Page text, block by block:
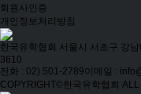
회원사인증
개인정보처리방침
한국유학협회 서울시 서초구 강
3610
전화 : 02) 501-2789이메일 :
COPYRIGHT©한국유학협회